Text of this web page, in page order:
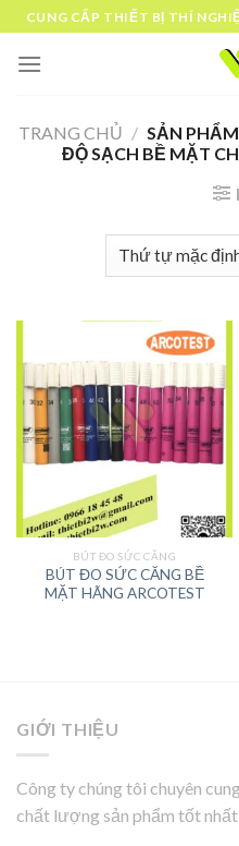
Skip
to
content
CUNG CẤP THIẾT BỊ THÍ
TRANG CHỦ / SẢN
ĐỘ SẠCH BỀ MẶT
BÚT ĐO SỨC CĂNG
BÚT ĐO SỨC CĂNG BỀ
MẶT HÃNG ARCOTEST
GIỚI THIỆU
Công ty chúng tôi chuyên
chất lượng sản phẩm tốt